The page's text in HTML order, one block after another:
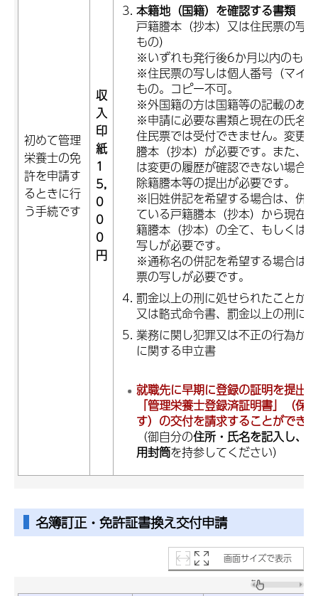
初めて管理
栄養士の免
許を申請す
るときに行
う手続です
収
入
印
紙
1
5,
0
0
0
円
本籍地（国籍）を確認する書類
戸籍謄本（抄本）又は住民票の写
もの）
※いずれも発行後6か月以内のもの
※住民票の写しは個人番号（マイ
もの。コピー不可。
※外国籍の方は国籍等の記載のあ
※申請に必要な書類と現在の氏名
住民票では受付できません。変更
謄本（抄本）が必要です。また、
は変更の履歴が確認できない場合
除籍謄本等の提出が必要です。
※旧姓併記を希望する場合は、併
ている戸籍謄本（抄本）から現在
籍謄本（抄本）の全て、もしくは
写しが必要です。
※通称名の併記を希望する場合は
票の写しが必要です。
罰金以上の刑に処せられたことが
又は略式命令書、罰金以上の刑に
業務に関し犯罪又は不正の行為が
に関する申立書
就職先に早期に登録の証明を提出
「管理栄養士登録済証明書」（保
す）の交付を請求することができ
（御自分の住所・氏名を記入し、
用封筒を持参してください）
名簿訂正・免許証書換え交付申請
画面サイズで表示